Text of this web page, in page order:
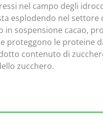
nel campo degli
esplodendo nel settore
in sospensione cacao,
proteggono le proteine
contenuto di
zucchero.